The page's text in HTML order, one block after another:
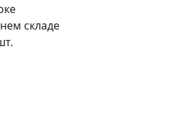
складе